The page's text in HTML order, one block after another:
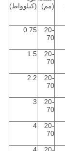
(مم)
(كيلوواط)
20-
70
0.75
20-
70
1.5
20-
70
2.2
20-
70
3
20-
70
4
20-
4